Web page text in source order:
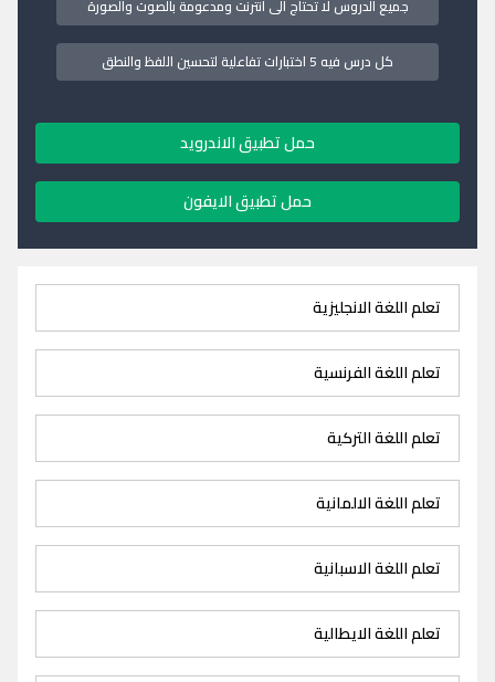
جميع الدروس لا تحتاج الى انترنت ومدعومة بالصوت والصورة
كل درس فيه 5 اختبارات تفاعلية لتحسين اللفظ والنطق
حمل تطبيق الاندرويد
حمل تطبيق الايفون
تعلم اللغة الانجليزية
تعلم اللغة الفرنسية
تعلم اللغة التركية
تعلم اللغة الالمانية
تعلم اللغة الاسبانية
تعلم اللغة الايطالية